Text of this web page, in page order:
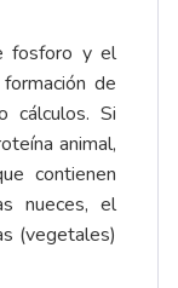
fosforo y el
de
cálculos. Si
animal,
contienen
nueces, el
(vegetales)